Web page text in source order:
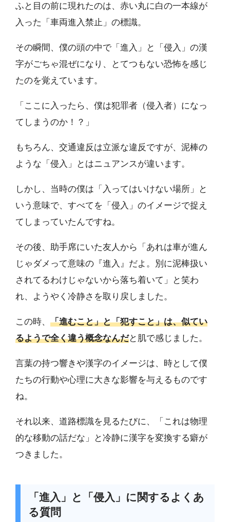
ふと目の前に現れたのは、赤い丸に白の一本線が
入った「車両進入禁止」の標識。
その瞬間、僕の頭の中で「進入」と「侵入」の漢
字がごちゃ混ぜになり、とてつもない恐怖を感じ
たのを覚えています。
「ここに入ったら、僕は犯罪者（侵入者）になっ
てしまうのか！？」
もちろん、交通違反は立派な違反ですが、泥棒の
ような「侵入」とはニュアンスが違います。
しかし、当時の僕は「入ってはいけない場所」と
いう意味で、すべてを「侵入」のイメージで捉え
てしまっていたんですね。
その後、助手席にいた友人から「あれは車が進ん
じゃダメって意味の『進入』だよ。別に泥棒扱い
されてるわけじゃないから落ち着いて」と笑わ
れ、ようやく冷静さを取り戻しました。
この時、 「進むこと」と「犯すこと」は、似てい
るようで全く違う概念なんだと肌で感じました。
言葉の持つ響きや漢字のイメージは、時として僕
たちの行動や心理に大きな影響を与えるものです
ね。
それ以来、道路標識を見るたびに、「これは物理
的な移動の話だな」と冷静に漢字を変換する癖が
つきました。
「進入」と「侵入」に関するよくあ
る質問